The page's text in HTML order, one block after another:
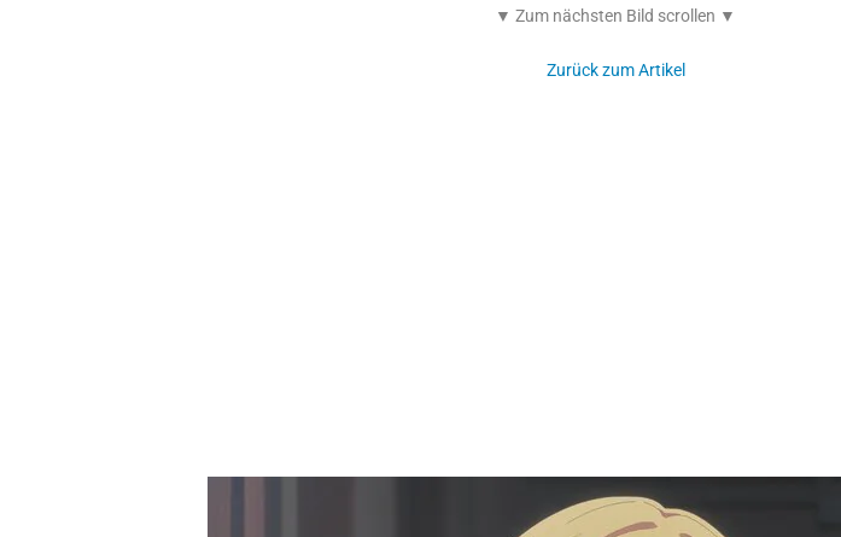
▼ Zum nächsten Bild scrollen ▼
Zurück zum Artikel